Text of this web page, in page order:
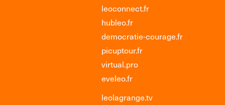
leoconnect.fr
hubleo.fr
democratie-courage.fr
picuptour.fr
virtual.pro
eveleo.fr
leolagrange.tv